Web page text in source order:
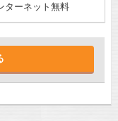
ターネット無料